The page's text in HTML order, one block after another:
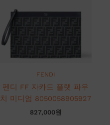
FENDI
펜디 FF 자카드 플랫 파우
치 미디엄 8050058905927
827,000원